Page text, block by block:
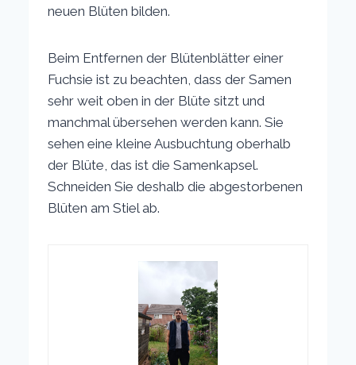
neuen Blüten bilden.
Beim Entfernen der Blütenblätter einer
Fuchsie ist zu beachten, dass der Samen
sehr weit oben in der Blüte sitzt und
manchmal übersehen werden kann. Sie
sehen eine kleine Ausbuchtung oberhalb
der Blüte, das ist die Samenkapsel.
Schneiden Sie deshalb die abgestorbenen
Blüten am Stiel ab.